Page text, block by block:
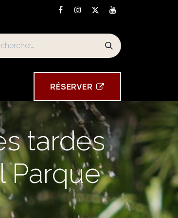
RÉSE​​​​RVER
tardes
Parque